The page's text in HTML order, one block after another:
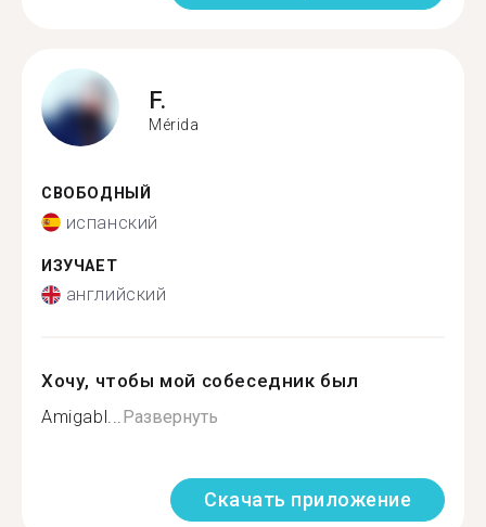
F.
Mérida
СВОБОДНЫЙ
испанский
ИЗУЧАЕТ
английский
Хочу, чтобы мой собеседник был
Amigabl...Развернуть
Скачать приложение